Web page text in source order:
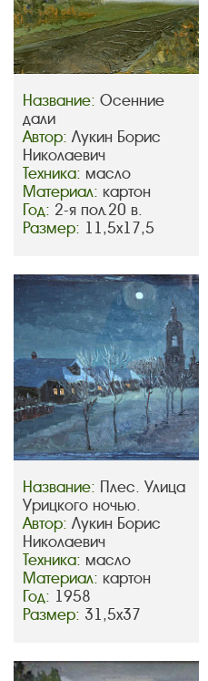
Название: Осенние
дали
Автор: Лукин Борис
Николаевич
Техника: масло
Материал: картон
Год: 2-я пол.20 в.
Размер: 11,5х17,5
Название: Плес. Улица
Урицкого ночью.
Автор: Лукин Борис
Николаевич
Техника: масло
Материал: картон
Год: 1958
Размер: 31,5х37